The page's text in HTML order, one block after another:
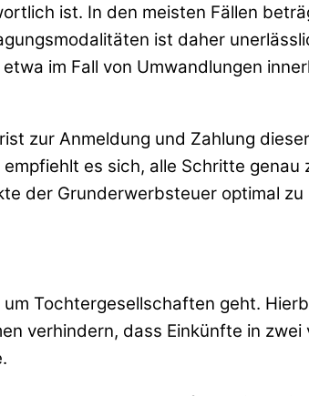
ist. In den meisten Fällen
ist daher
im Fall von Umwandlungen
zur Anmeldung und Zahlung
es sich, alle Schritte genau
der Grunderwerbsteuer optimal
Tochtergesellschaften geht.
verhindern, dass Einkünfte in zwei